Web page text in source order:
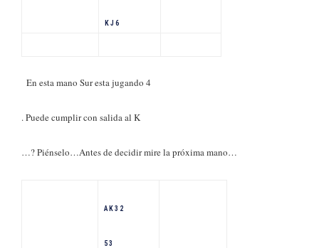
K J 6
En esta mano Sur esta jugando 4
. Puede cumplir con salida al K
…? Piénselo…Antes de decidir mire la próxima mano…
A K 3 2
5 3